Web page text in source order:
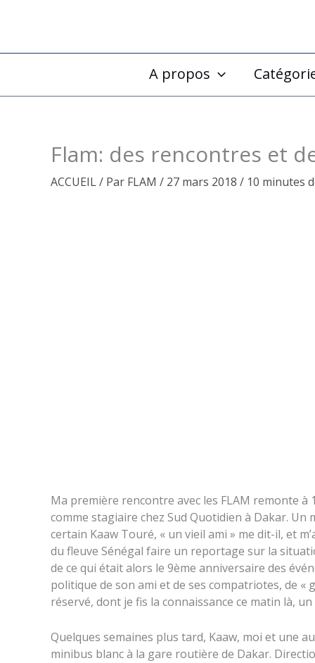
A propos
Flam: des rencontres et
ACCUEIL/ Par FLAM / 27 mars 2018 / 10 minutes
Ma première rencontre avec les FLAM remonte à
comme stagiaire chez Sud Quotidien à Dakar.
certain Kaaw Touré, « un vieil ami » me dit-il, et
du fleuve Sénégal faire un reportage sur la
de ce qui était alors le 9ème anniversaire des
politique de son ami et de ses compatriotes, de «
réservé, dont je fis la connaissance ce matin là,
Quelques semaines plus tard, Kaaw, moi et une
minibus blanc à la gare routière de Dakar.